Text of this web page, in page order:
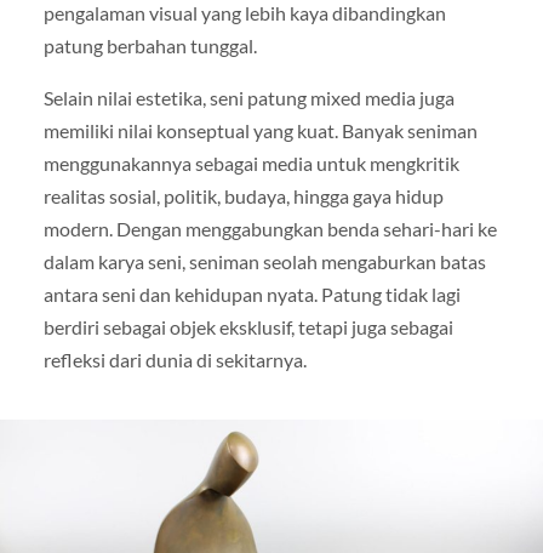
pengalaman visual yang lebih kaya dibandingkan
patung berbahan tunggal.
Selain nilai estetika, seni patung mixed media juga
memiliki nilai konseptual yang kuat. Banyak seniman
menggunakannya sebagai media untuk mengkritik
realitas sosial, politik, budaya, hingga gaya hidup
modern. Dengan menggabungkan benda sehari-hari ke
dalam karya seni, seniman seolah mengaburkan batas
antara seni dan kehidupan nyata. Patung tidak lagi
berdiri sebagai objek eksklusif, tetapi juga sebagai
refleksi dari dunia di sekitarnya.